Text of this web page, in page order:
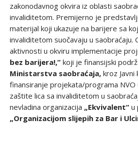
zakonodavnog okvira iz oblasti
invaliditetom. Premijerno je
materijal koji ukazuje na barijere sa
invaliditetom suočavaju u saobraćaju.
aktivnosti u okviru implementacije
bez barijera!,” koji je finansijski
Ministarstva saobraćaja, kroz Javni
finansiranje projekata/programa NVO
zaštite lica sa invaliditetom u
nevladina organizacija „Ekvivalent“ u
„Organizacijom slijepih za Bar i